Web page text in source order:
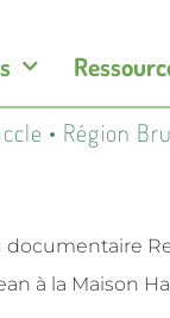
• Région
documentaire
à la Maison